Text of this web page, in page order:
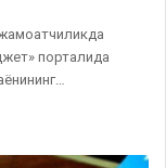
порталида